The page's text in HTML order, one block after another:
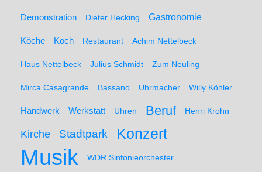
Demonstration Dieter Hecking Gastronomie
Köche Koch Restaurant Achim Nettelbeck
Haus Nettelbeck Julius Schmidt Zum Neuling
Mirca Casagrande Bassano Uhrmacher Willy Köhler
Handwerk Werkstatt Uhren Beruf Henri Krohn
Kirche Stadtpark Konzert
Musik WDR Sinfonieorchester